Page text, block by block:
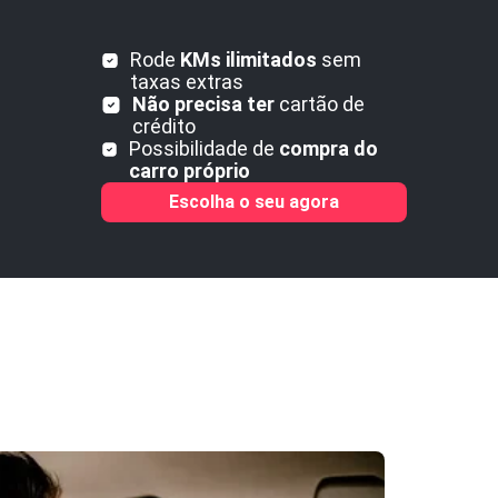
Rode KMs ilimitados sem
taxas extras
Não precisa ter cartão de
crédito
Possibilidade de compra do
carro próprio
Escolha o seu agora